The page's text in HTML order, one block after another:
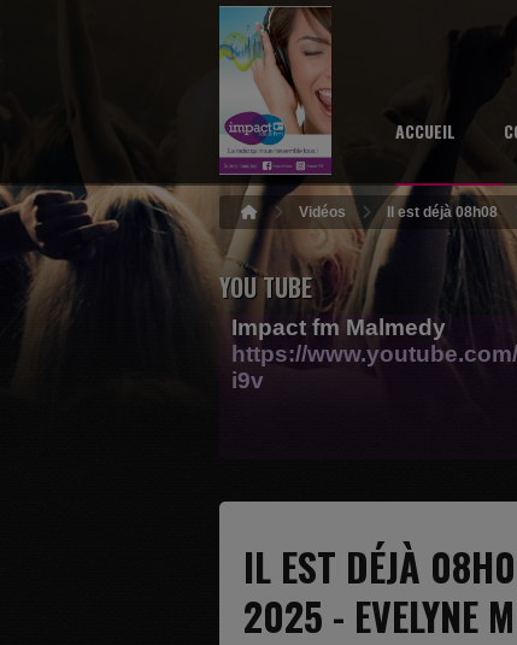
ACCUEIL
Vidéos Il est déjà 08h08
YOU TUBE
Impact fm Malmedy
https://
i9v
IL EST DÉJÀ
2025 - EVELYNE